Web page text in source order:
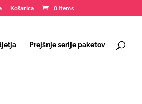
Košarica 0 Items
Prejšnje serije paketov